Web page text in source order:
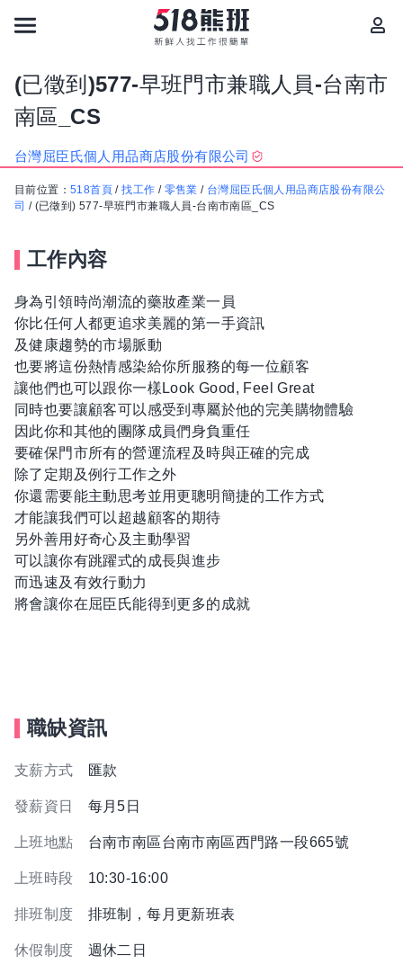
(已徵到)577-早班門市兼職人員-台南市
南區_CS
台灣屈臣氏個人用品商店股份有限公司
目前位置： 518首頁 /找工作 / 零售業 / 台灣屈臣氏個人用品商店股份有限公
司 / (已徵到) 577-早班門市兼職人員-台南市南區_CS
工作內容
身為引領時尚潮流的藥妝產業一員
你比任何人都更追求美麗的第一手資訊
及健康趨勢的市場脈動
也要將這份熱情感染給你所服務的每一位顧客
讓他們也可以跟你一樣Look Good, Feel Great
同時也要讓顧客可以感受到專屬於他的完美購物體驗
因此你和其他的團隊成員們身負重任
要確保門市所有的營運流程及時與正確的完成
除了定期及例行工作之外
你還需要能主動思考並用更聰明簡捷的工作方式
才能讓我們可以超越顧客的期待
另外善用好奇心及主動學習
可以讓你有跳躍式的成長與進步
而迅速及有效行動力
將會讓你在屈臣氏能得到更多的成就
職缺資訊
支薪方式 匯款
發薪資日 每月5日
上班地點 台南市南區台南市南區西門路一段665號
上班時段 10:30-16:00
排班制度 排班制，每月更新班表
休假制度 週休二日